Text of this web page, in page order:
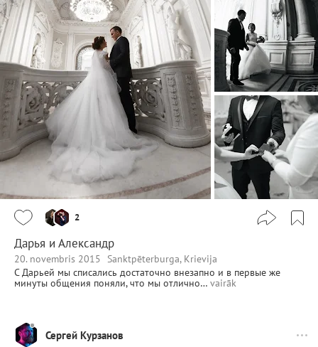
2
Дарья и Александр
20. novembris 2015
Sanktpēterburga, Krievija
С Дарьей мы списались достаточно внезапно и в первые же
минуты общения поняли, что мы отлично… vairāk
Сергей Курзанов